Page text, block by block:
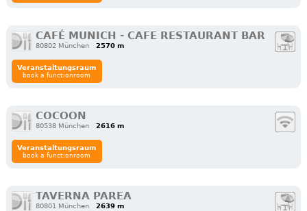
CAFÉ MUNICH - CAFE RESTAURANT BAR
80802 München 2570 m
Veranstaltungsraum
book a functionroom
COCOON
80538 München 2616 m
Veranstaltungsraum
book a functionroom
TAVERNA PAREA
80801 München 2639 m